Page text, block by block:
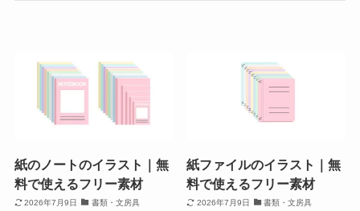
紙のノートのイラスト｜無
料で使えるフリー素材
2026年7月9日 書類・文房具
紙ファイルのイラスト｜無
料で使えるフリー素材
2026年7月9日 書類・文房具